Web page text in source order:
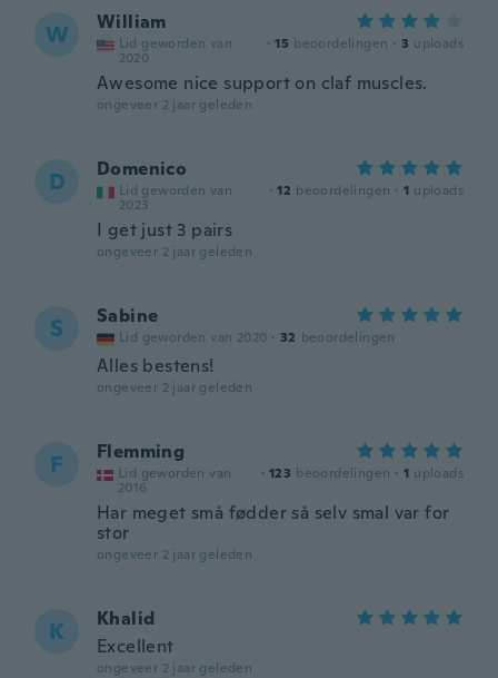
W William
Lid geworden van
2020
· 15 beoordelingen · 3 uploads
Awesome nice support on claf muscles.
ongeveer 2 jaar geleden
D Domenico
Lid geworden van
2023
· 12 beoordelingen · 1 uploads
I get just 3 pairs
ongeveer 2 jaar geleden
S Sabine
Lid geworden van 2020 · 32 beoordelingen
Alles bestens!
ongeveer 2 jaar geleden
F Flemming
Lid geworden van
2016
· 123 beoordelingen · 1 uploads
Har meget små fødder så selv smal var for
stor
ongeveer 2 jaar geleden
K
Khalid
Excellent
ongeveer 2 jaar geleden